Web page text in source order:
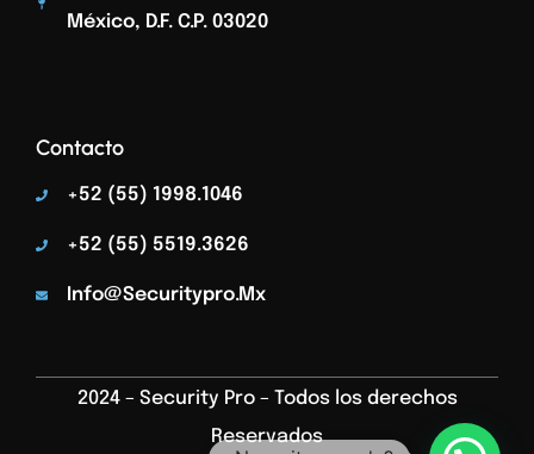
México, D.F. C.p. 03020
Contacto
+52 (55) 1998.1046
+52 (55) 5519.3626
Info@securitypro.mx
2024 – Security Pro – Todos los derechos
Reservados